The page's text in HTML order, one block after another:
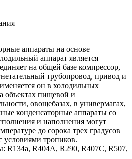
аппараты на основе
аппарат является
на общей базе компрессор,
трубопровод, привод и
он в холодильных
объектах пищевой и
овощебазах, в универмагах,
конденсаторные аппараты со
и наполнения могут
до сорока трех градусов
условиями тропиков.
R134a, R404A, R290, R407C, R507,